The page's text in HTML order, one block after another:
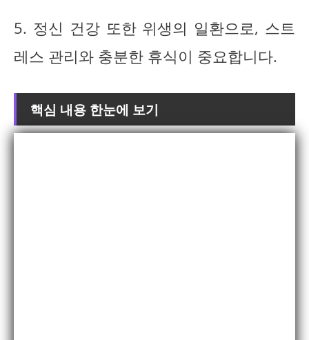
5. 정신 건강 또한 위생의 일환으로, 스트
레스 관리와 충분한 휴식이 중요합니다.
핵심 내용 한눈에 보기